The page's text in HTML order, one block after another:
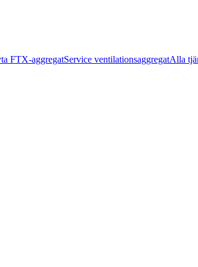
FTX-aggregatService ventilationsaggregatAlla